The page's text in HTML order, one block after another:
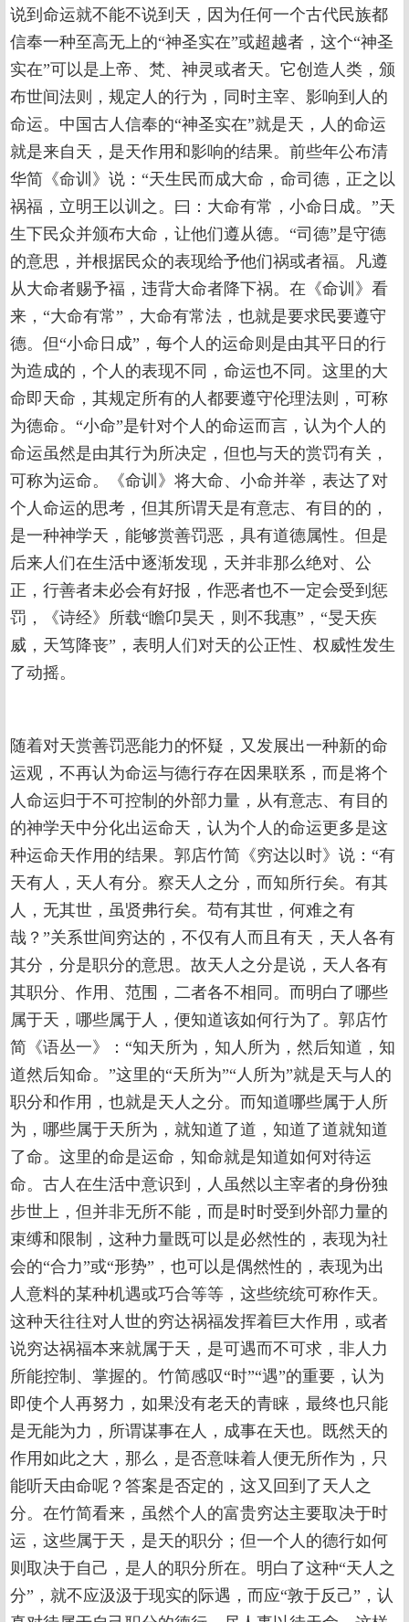
说到命运就不能不说到天，因为任何一个古代民族都
信奉一种至高无上的“神圣实在”或超越者，这个“神圣
实在”可以是上帝、梵、神灵或者天。它创造人类，颁
布世间法则，规定人的行为，同时主宰、影响到人的
命运。中国古人信奉的“神圣实在”就是天，人的命运
就是来自天，是天作用和影响的结果。前些年公布清
华简《命训》说：“天生民而成大命，命司德，正之以
祸福，立明王以训之。曰：大命有常，小命日成。”天
生下民众并颁布大命，让他们遵从德。“司德”是守德
的意思，并根据民众的表现给予他们祸或者福。凡遵
从大命者赐予福，违背大命者降下祸。在《命训》看
来，“大命有常”，大命有常法，也就是要求民要遵守
德。但“小命日成”，每个人的运命则是由其平日的行
为造成的，个人的表现不同，命运也不同。这里的大
命即天命，其规定所有的人都要遵守伦理法则，可称
为德命。“小命”是针对个人的命运而言，认为个人的
命运虽然是由其行为所决定，但也与天的赏罚有关，
可称为运命。《命训》将大命、小命并举，表达了对
个人命运的思考，但其所谓天是有意志、有目的的，
是一种神学天，能够赏善罚恶，具有道德属性。但是
后来人们在生活中逐渐发现，天并非那么绝对、公
正，行善者未必会有好报，作恶者也不一定会受到惩
罚，《诗经》所载“瞻卬昊天，则不我惠”，“旻天疾
威，天笃降丧”，表明人们对天的公正性、权威性发生
了动摇。
随着对天赏善罚恶能力的怀疑，又发展出一种新的命
运观，不再认为命运与德行存在因果联系，而是将个
人命运归于不可控制的外部力量，从有意志、有目的
的神学天中分化出运命天，认为个人的命运更多是这
种运命天作用的结果。郭店竹简《穷达以时》说：“有
天有人，天人有分。察天人之分，而知所行矣。有其
人，无其世，虽贤弗行矣。苟有其世，何难之有
哉？”关系世间穷达的，不仅有人而且有天，天人各有
其分，分是职分的意思。故天人之分是说，天人各有
其职分、作用、范围，二者各不相同。而明白了哪些
属于天，哪些属于人，便知道该如何行为了。郭店竹
简《语丛一》：“知天所为，知人所为，然后知道，知
道然后知命。”这里的“天所为”“人所为”就是天与人的
职分和作用，也就是天人之分。而知道哪些属于人所
为，哪些属于天所为，就知道了道，知道了道就知道
了命。这里的命是运命，知命就是知道如何对待运
命。古人在生活中意识到，人虽然以主宰者的身份独
步世上，但并非无所不能，而是时时受到外部力量的
束缚和限制，这种力量既可以是必然性的，表现为社
会的“合力”或“形势”，也可以是偶然性的，表现为出
人意料的某种机遇或巧合等等，这些统统可称作天。
这种天往往对人世的穷达祸福发挥着巨大作用，或者
说穷达祸福本来就属于天，是可遇而不可求，非人力
所能控制、掌握的。竹简感叹“时”“遇”的重要，认为
即使个人再努力，如果没有老天的青睐，最终也只能
是无能为力，所谓谋事在人，成事在天也。既然天的
作用如此之大，那么，是否意味着人便无所作为，只
能听天由命呢？答案是否定的，这又回到了天人之
分。在竹简看来，虽然个人的富贵穷达主要取决于时
运，这些属于天，是天的职分；但一个人的德行如何
则取决于自己，是人的职分所在。明白了这种“天人之
分”，就不应汲汲于现实的际遇，而应“敦于反己”，认